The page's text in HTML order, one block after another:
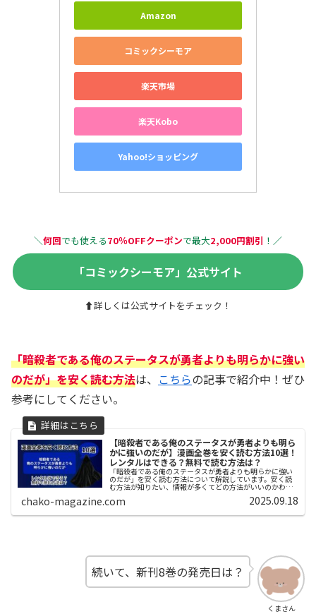
Amazon
コミックシーモア
楽天市場
楽天Kobo
Yahoo!ショッピング
＼何回でも使える70％OFFクーポンで最大2,000円割引 ！ ／
「コミックシーモア」公式サイト
⬆詳しくは公式サイトをチェック！
「暗殺者である俺のステータスが勇者よりも明らかに強い
のだが」を安く読む方法は、 こちらの記事で紹介中！ぜひ
参考にしてください。
【暗殺者である俺のステータスが勇者よりも明ら
かに強いのだが】漫画全巻を安く読む方法10選！
レンタルはできる？無料で読む方法は？
「暗殺者である俺のステータスが勇者よりも明らかに強い
のだが」を安く読む方法について解説しています。安く読
む方法が知りたい、情報が多くてどの方法がいいのかわか
らない、安心して利用できるサービスを探しているなどの
お悩みを解決します。
chako-magazine.com 2025.09.18
くまさん
続いて、新刊8巻の発売日は？